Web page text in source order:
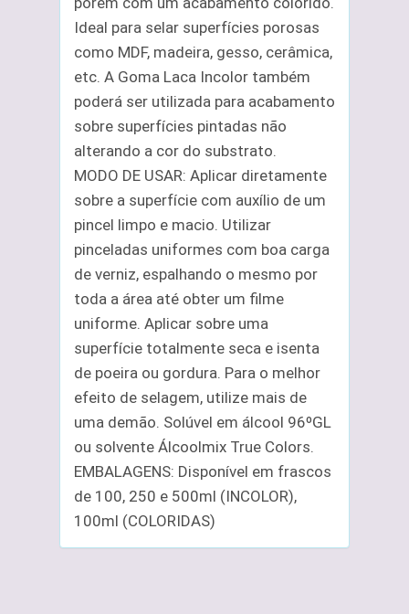
Ideal para selar superfícies porosas
como MDF, madeira, gesso, cerâmica,
etc. A Goma Laca Incolor também
poderá ser utilizada para acabamento
sobre superfícies pintadas não
alterando a cor do substrato.
MODO DE USAR: Aplicar diretamente
sobre a superfície com auxílio de um
pincel limpo e macio. Utilizar
pinceladas uniformes com boa carga
de verniz, espalhando o mesmo por
toda a área até obter um filme
uniforme. Aplicar sobre uma
superfície totalmente seca e isenta
de poeira ou gordura. Para o melhor
efeito de selagem, utilize mais de
uma demão. Solúvel em álcool 96ºGL
ou solvente Álcoolmix True Colors.
EMBALAGENS: Disponível em frascos
de 100, 250 e 500ml (INCOLOR),
100ml (COLORIDAS)